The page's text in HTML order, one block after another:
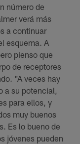
número de
verá más
a continuar
esquema. A
pienso que
de receptores
"A veces hay
a su potencial,
para ellos, y
muy buenos
Es lo bueno de
jóvenes pueden